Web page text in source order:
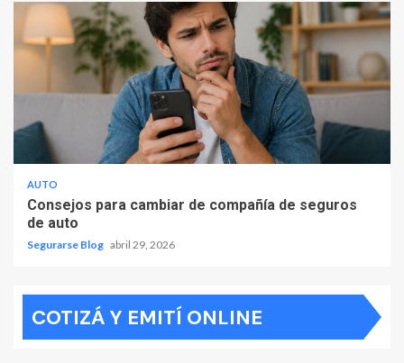
AUTO
Consejos para cambiar de compañía de seguros
de auto
Segurarse Blog abril 29, 2026
COTIZÁ Y EMITÍ ONLINE